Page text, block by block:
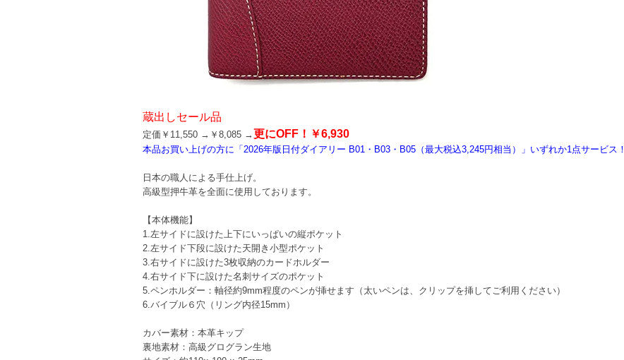
蔵出しセール品
定価￥11,550 →￥8,085 →更にOFF！￥6,930
本品お買い上げの方に「2026年版日付ダイアリー B01・B03・B05（最大税込3,245円相当）」いずれか1点サービス！
日本の職人による手仕上げ。
高級型押牛革を全面に使用しております。
【本体機能】
1.左サイドに設けた上下にいっぱいの縦ポケット
2.左サイド下段に設けた天開き小型ポケット
3.右サイドに設けた3枚収納のカードホルダー
4.右サイド下に設けた名刺サイズのポケット
5.ペンホルダー：軸径約9mm程度のペンが挿せます（太いペンは、クリップを挿してご利用ください）
6.バイブル６穴（リング内径15mm）
カバー素材：本革キップ
裏地素材：高級グログラン生地